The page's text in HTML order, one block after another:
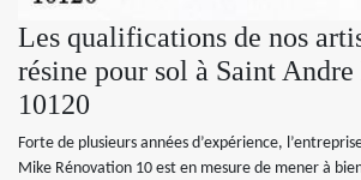
Les qualifications de nos
résine pour sol à Saint Andre
10120
Forte de plusieurs années d’expérience,
Mike Rénovation 10 est en mesure de mener à